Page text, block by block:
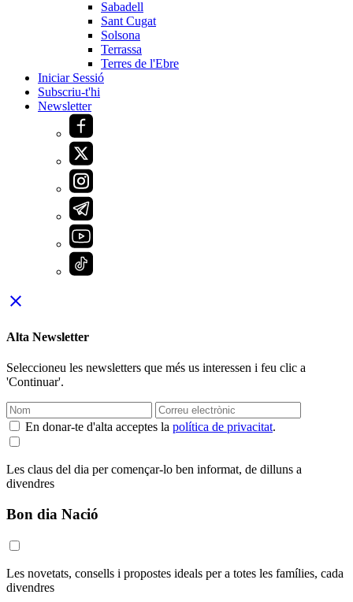
Sabadell
Sant Cugat
Solsona
Terrassa
Terres de l'Ebre
Iniciar Sessió
Subscriu-t'hi
Newsletter
close
Alta Newsletter
Seleccioneu les newsletters que més us interessen i feu clic a
'Continuar'.
En donar-te d'alta acceptes la política de privacitat.
Les claus del dia per començar-lo ben informat, de dilluns a
divendres
Bon dia Nació
Les novetats, consells i propostes ideals per a totes les famílies, cada
divendres